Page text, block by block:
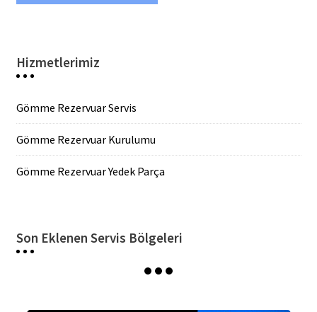
Hizmetlerimiz
Gömme Rezervuar Servis
Gömme Rezervuar Kurulumu
Gömme Rezervuar Yedek Parça
Son Eklenen Servis Bölgeleri